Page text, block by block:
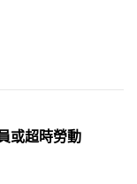
或超時勞動